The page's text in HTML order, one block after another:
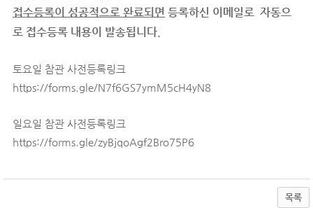
접수등록이 성공적으로 완료되면 등록하신 이메일로 자동으
로 접수등록 내용이 발송됩니다.
토요일 참관 사전등록링크
https://forms.gle/N7f6GS7ymM5cH4yN8
일요일 참관 사전등록링크
https://forms.gle/zyBjqoAgf2Bro75P6
목록